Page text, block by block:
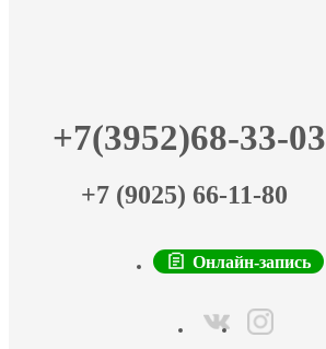
+7(3952)68-33-03
+7 (9025) 66-11-80
Онлайн-запись